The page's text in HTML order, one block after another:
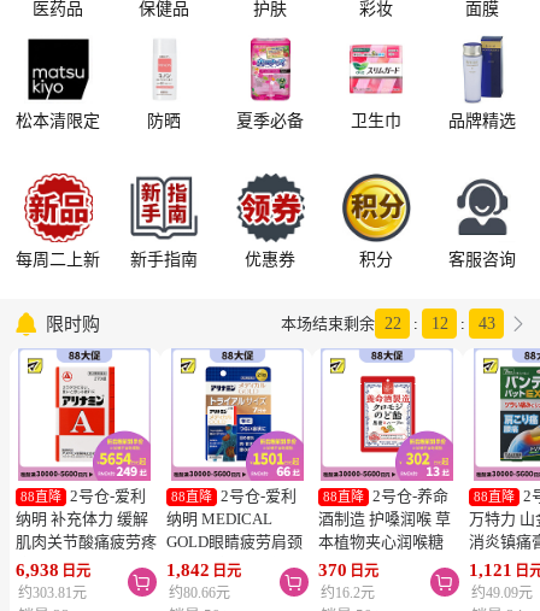
医药品 保健品 护肤 彩妆 面膜
松本清限定 防晒 夏季必备 卫生巾 品牌精选
每周二上新 新手指南 优惠券 积分 客服咨询
 限时购 本场结束剩余 22 : 12 : 42 
88直降 2号仓-爱利
纳明 补充体力 缓解
肌肉关节酸痛疲劳疼
痛 补充维生素B 270
片【第3类医药品】
6,938 日元
约303.81元

88直降
2号仓-爱利
纳明 MEDICAL
GOLD眼睛疲劳肩颈
腰疼止痛片 改善眼
疲劳肌肉关节痛手脚
1,842 日元
约80.66元

88直降 2号仓-养命
酒制造 护嗓润喉 草
本植物夹心润喉糖
黑蜜草本味 76g
370 日元
约16.2元

88直降
2
万特力 山
消炎镇痛
7×10mm
类医药品
1,121 日
约49.09元